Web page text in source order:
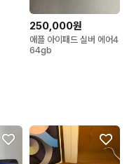
250,000원
애플 아이패드 실버 에어4
64gb